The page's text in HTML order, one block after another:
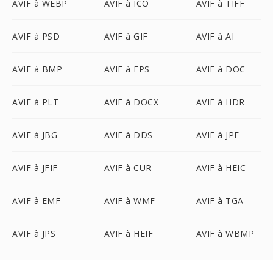
AVIF à WEBP AVIF à ICO AVIF à TIFF
AVIF à PSD AVIF à GIF AVIF à AI
AVIF à BMP AVIF à EPS AVIF à DOC
AVIF à PLT AVIF à DOCX AVIF à HDR
AVIF à JBG AVIF à DDS AVIF à JPE
AVIF à JFIF AVIF à CUR AVIF à HEIC
AVIF à EMF AVIF à WMF AVIF à TGA
AVIF à JPS AVIF à HEIF AVIF à WBMP